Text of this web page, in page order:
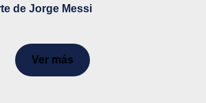
de Jorge Messi
Ver más